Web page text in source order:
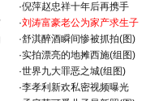
·倪萍赵忠祥十年后再携手
·刘涛富豪老公为家产求生子
·舒淇醉酒瞬间惨被抓拍(图)
·实拍漂亮的地摊西施(组图)
·世界九大罪恶之城(组图)
·李孝利新欢私密视频曝光